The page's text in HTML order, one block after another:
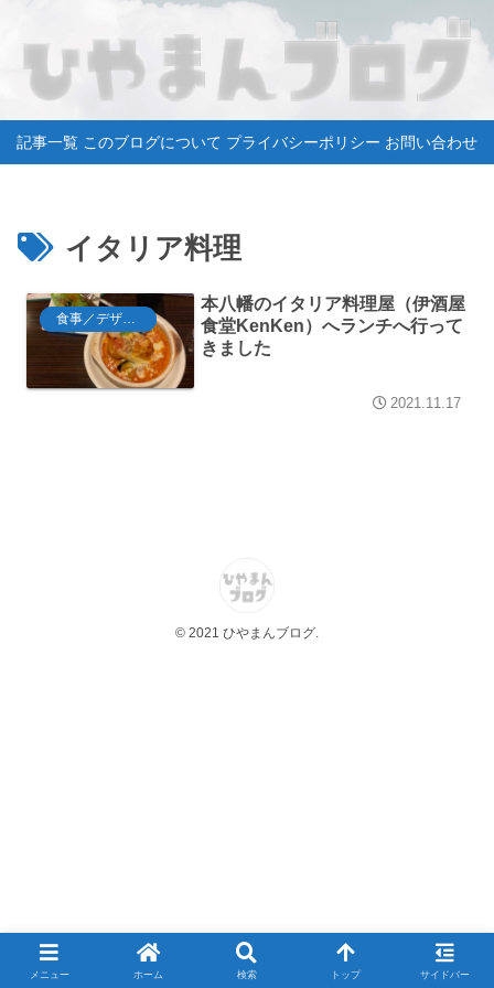
記事一覧 このブログについて プライバシーポリシー お問い合わせ
イタリア料理
食事／デザート
本八幡のイタリア料理屋（伊酒屋
食堂KenKen）へランチへ行って
きました
2021.11.17
© 2021 ひやまんブログ.
メニュー ホーム 検索 トップ サイドバー